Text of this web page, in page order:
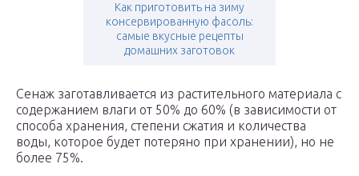
Как приготовить на зиму
консервированную фасоль:
самые вкусные рецепты
домашних заготовок
Сенаж заготавливается из растительного материала с
содержанием влаги от 50% до 60% (в зависимости от
способа хранения, степени сжатия и количества
воды, которое будет потеряно при хранении), но не
более 75%.